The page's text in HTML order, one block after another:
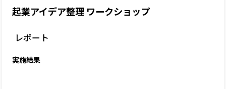
起業アイデア整理 ワークショップ
レポート
実施結果